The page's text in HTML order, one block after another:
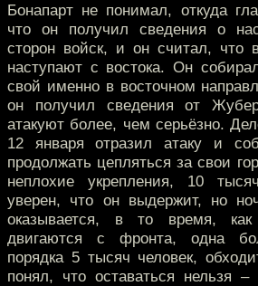
Бонапарт не понимал, откуда
что он получил сведения о
сторон войск, и он считал, что
наступают с востока. Он
свой именно в восточном
он получил сведения от
атакуют более, чем серьёзно.
12 января отразил атаку и
продолжать цепляться за свои
неплохие укрепления, 10
уверен, что он выдержит, но
оказывается, в то время, как
двигаются с фронта, одна
порядка 5 тысяч человек,
понял, что оставаться нельзя